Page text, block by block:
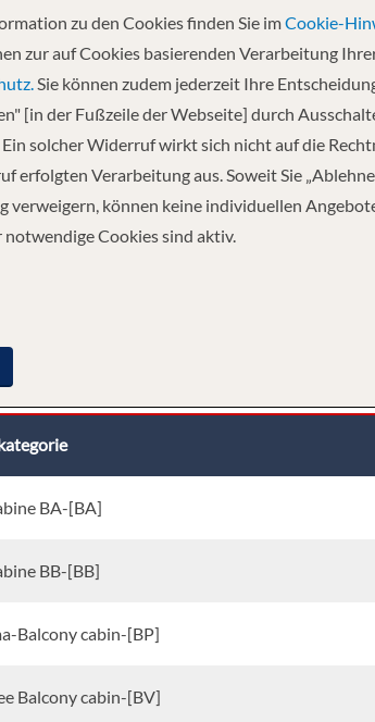
finden Sie auf 2.602 m² vielerlei
bieten wir erstmals auch spezielle
und selbstgebrautes AIDA Bier. Und auch
Landes kennen lernen. Schauen Sie
UNTERHALTUNG ERHOLUNG
BA-[BA]
BB-[BB]
Balcony cabin-[BP]
Balcony cabin-[BV]
zu den Cookies finden Sie imCookie-
zur auf Cookies basierenden Verarbeitung
Sie können zudem jederzeit Ihre
[in der Fußzeile der Webseite] durch
solcher Widerruf wirkt sich nicht auf die
erfolgten Verarbeitung aus. Soweit Sie
verweigern, können keine individuellen
notwendige Cookies sind aktiv.